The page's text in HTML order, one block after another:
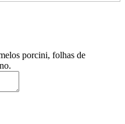
porcini, folhas de